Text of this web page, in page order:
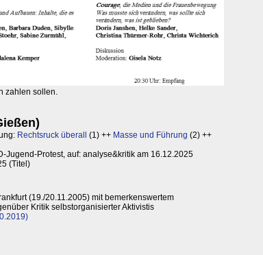
zahlen sollen.
Rechtsruck überall (1) ++ Masse und Führung (2) ++
Jugend-Protest, auf: analyse&kritik am 16.12.2025
(Titel)
(19./20.11.2005) mit bemerkenswertem
Kritik selbstorganisierter Aktivistis